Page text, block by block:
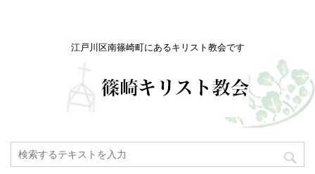
江戸川区南篠崎町にあるキリスト教会です